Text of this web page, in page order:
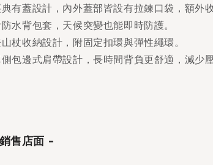
有蓋設計，內外蓋部皆設有拉鍊口袋，額外收
水背包套，天候突變也能即時防護。
杖收納設計，附固定扣環與彈性繩環。
包邊式肩帶設計，長時間背負更舒適，減少
售店面 -